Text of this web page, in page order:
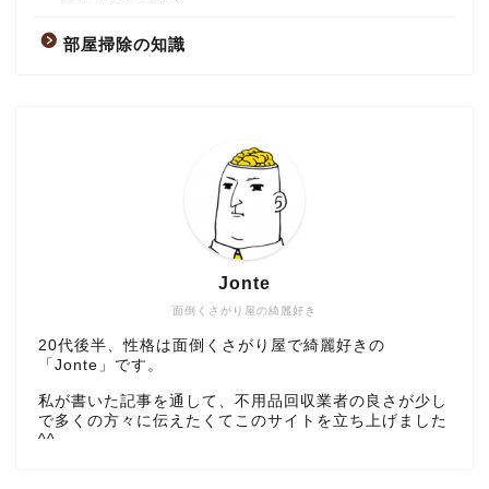
部屋掃除の知識
面倒くさがり屋の綺麗好き
Jonte
20代後半、性格は面倒くさがり屋で綺麗好きの
「Jonte」です。
私が書いた記事を通して、不用品回収業者の良さが少し
で多くの方々に伝えたくてこのサイトを立ち上げました
^^